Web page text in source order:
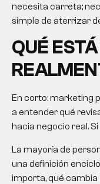
necesita carreta;
simple de aterrizar
QUÉ
En corto: marketing
a entender qué
hacia negocio real.
La mayoría de
una definición
importa, qué cambia